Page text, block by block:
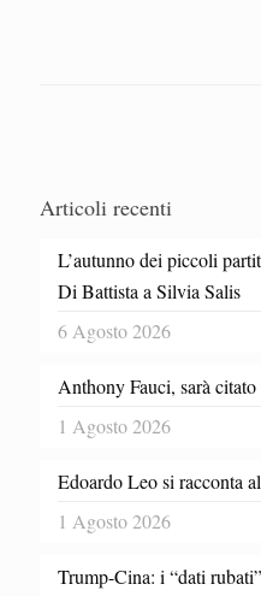
Articoli recenti
L’autunno dei piccoli
Di Battista a Silvia Salis
6 Agosto 2026
Anthony Fauci, sarà
1 Agosto 2026
Edoardo Leo si racconta
1 Agosto 2026
Trump-Cina: i “dati